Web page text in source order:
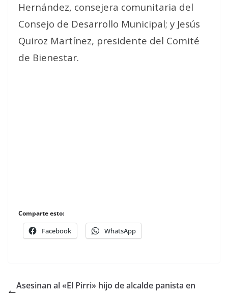
Hernández, consejera comunitaria del
Consejo de Desarrollo Municipal; y Jesús
Quiroz Martínez, presidente del Comité
de Bienestar.
Comparte esto:
Facebook WhatsApp
Asesinan al «El Pirri» hijo de alcalde panista en